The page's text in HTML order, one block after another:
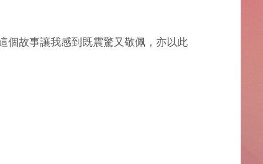
個故事讓我感到既震驚又敬佩，亦以此